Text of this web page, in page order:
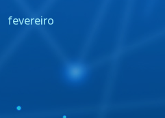
fevereiro